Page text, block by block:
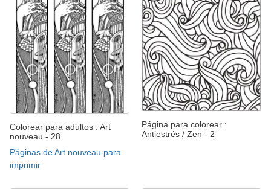
Colorear para adultos : Art
nouveau - 28
Páginas de Art nouveau para
imprimir
Página para colorear :
Antiestrés / Zen - 2